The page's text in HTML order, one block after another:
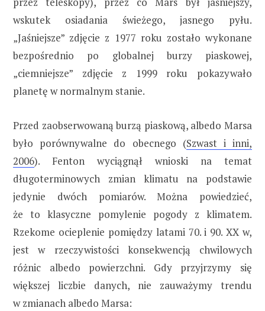
wskutek osiadania świeżego, jasnego pyłu.
„Jaśniejsze” zdjęcie z 1977 roku zostało wykonane
bezpośrednio po globalnej burzy piaskowej,
„ciemniejsze” zdjęcie z 1999 roku pokazywało
planetę w normalnym stanie.
Przed zaobserwowaną burzą piaskową, albedo Marsa
było porównywalne do obecnego (Szwast i inni,
2006). Fenton wyciągnął wnioski na temat
długoterminowych zmian klimatu na podstawie
jedynie dwóch pomiarów. Można powiedzieć,
że to klasyczne pomylenie pogody z klimatem.
Rzekome ocieplenie pomiędzy latami 70. i 90. XX w,
jest w rzeczywistości konsekwencją chwilowych
różnic albedo powierzchni. Gdy przyjrzymy się
większej liczbie danych, nie zauważymy trendu
w zmianach albedo Marsa: